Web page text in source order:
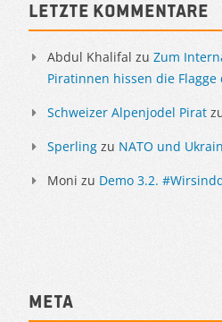
Letzte Kommentare
Abdul Khalifal zu Zum
Piratinnen hissen die
Schweizer Alpenjodel Pirat
Sperling zu NATO und
Moni zu Demo 3.2.
Meta